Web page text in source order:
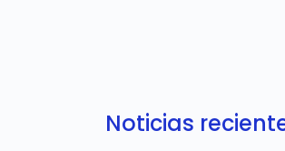
Noticias